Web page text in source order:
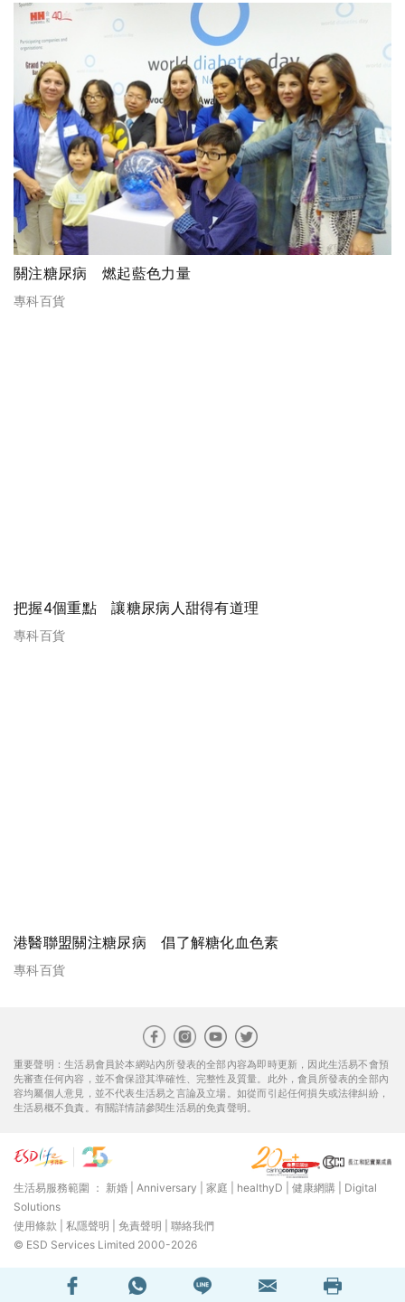
關注糖尿病 燃起藍色力量
專科百貨
把握4個重點 讓糖尿病人甜得有道理
專科百貨
港醫聯盟關注糖尿病 倡了解糖化血色素
專科百貨
重要聲明：生活易會員於本網站內所發表的全部內容為即時更新，因此生活易不會預
先審查任何內容，並不會保證其準確性、完整性及質量。此外，會員所發表的全部內
容均屬個人意見，並不代表生活易之言論及立場。如從而引起任何損失或法律糾紛，
生活易概不負責。有關詳情請參閱生活易的免責聲明。
生活易服務範圍 ： 新婚 Anniversary 家庭 healthyD 健康網購
Digital
Solutions
使用條款
私隱聲明 免責聲明
聯絡我們
© ESD Services Limited 2000-2026